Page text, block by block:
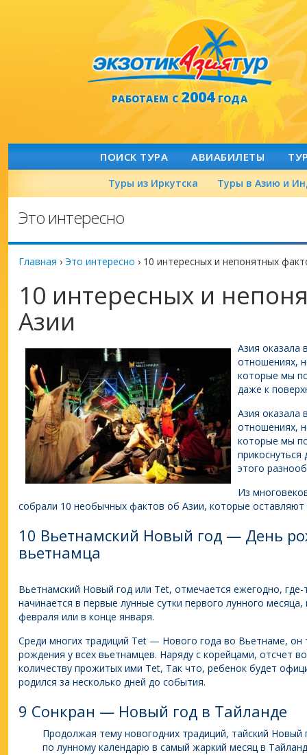
РАБОТАЕМ С2004ГОДА
ПОИСК ТУРА АВИАБИЛЕТЫ
Туры из Иркутска Туры в Азию и
Это интересно
Главная › Это интересно › 10 интересных и непонятных
10 интересных и
Азии
Азия оказала
отношениях,
которые мы
даже к
Азия оказала
отношениях,
которые мы
прикоснуться
этого
Из
собрали 10 необычных фактов об Азии, которые оставляют
10 Вьетнамский Новый год — День
вьетнамца
Вьетнамский Новый год или Tet, отмечается ежегодно,
начинается в первые лунные сутки первого лунного
февраля или в конце января.
Среди многих традиций Tet — Нового года во Вьетнаме, он
рождения у всех вьетнамцев. Наряду с корейцами, отсчет
количеству прожитых ими Tet, Так что, ребенок будет
родился за несколько дней до события.
9 Сонкран — Новый год в Тайланде
Продолжая тему новогодних традиций, тайский Новый
по лунному календарю в самый жаркий месяц в